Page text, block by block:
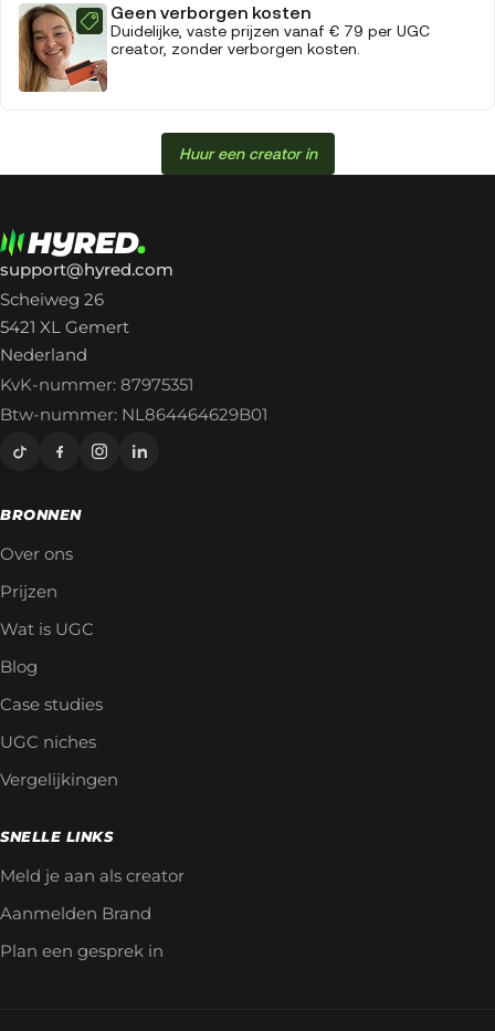
Geen verborgen kosten
Duidelijke, vaste prijzen vanaf € 79 per UGC
creator, zonder verborgen kosten.
Huur een creator in
support@hyred.com
Scheiweg 26
5421 XL Gemert
Nederland
KvK-nummer: 87975351
Btw-nummer: NL864464629B01
BRONNEN
Over ons
Prijzen
Wat is UGC
Blog
Case studies
UGC niches
Vergelijkingen
SNELLE LINKS
Meld je aan als creator
Aanmelden Brand
Plan een gesprek in